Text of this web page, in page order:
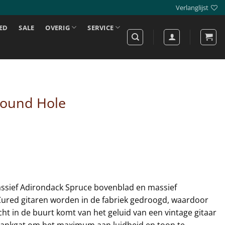
Verlanglijst
SALE OVERIG SERVICE
Hole
Adirondack Spruce bovenblad en massief
gitaren worden in de fabriek gedroogd, waardoor
in de buurt komt van het geluid van een vintage gitaar